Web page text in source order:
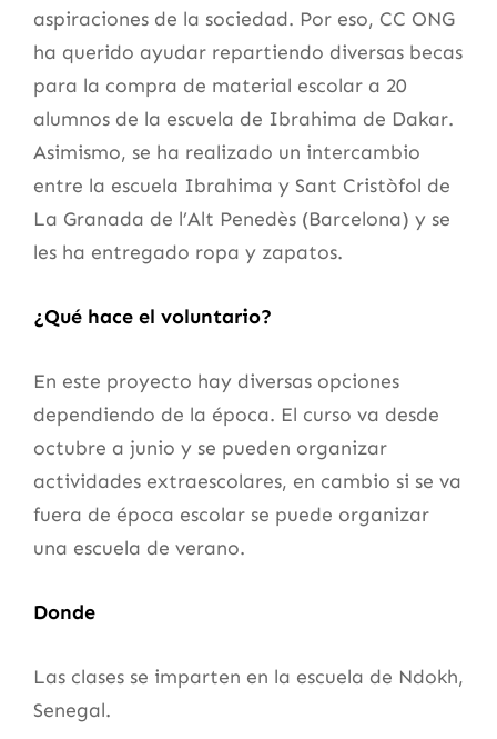
aspiraciones de la sociedad. Por eso, CC ONG
ha querido ayudar repartiendo diversas becas
para la compra de material escolar a 20
alumnos de la escuela de Ibrahima de Dakar.
Asimismo, se ha realizado un intercambio
entre la escuela Ibrahima y Sant Cristòfol de
La Granada de l’Alt Penedès (Barcelona) y se
les ha entregado ropa y zapatos.
¿Qué hace el voluntario?
En este proyecto hay diversas opciones
dependiendo de la época. El curso va desde
octubre a junio y se pueden organizar
actividades extraescolares, en cambio si se va
fuera de época escolar se puede organizar
una escuela de verano.
Donde
Las clases se imparten en la escuela de Ndokh,
Senegal.